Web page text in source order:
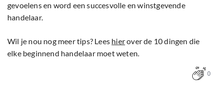
gevoelens en word een succesvolle en winstgevende
handelaar.
Wil je nou nog meer tips? Lees hierover de 10 dingen die
elke beginnend handelaar moet weten.
0